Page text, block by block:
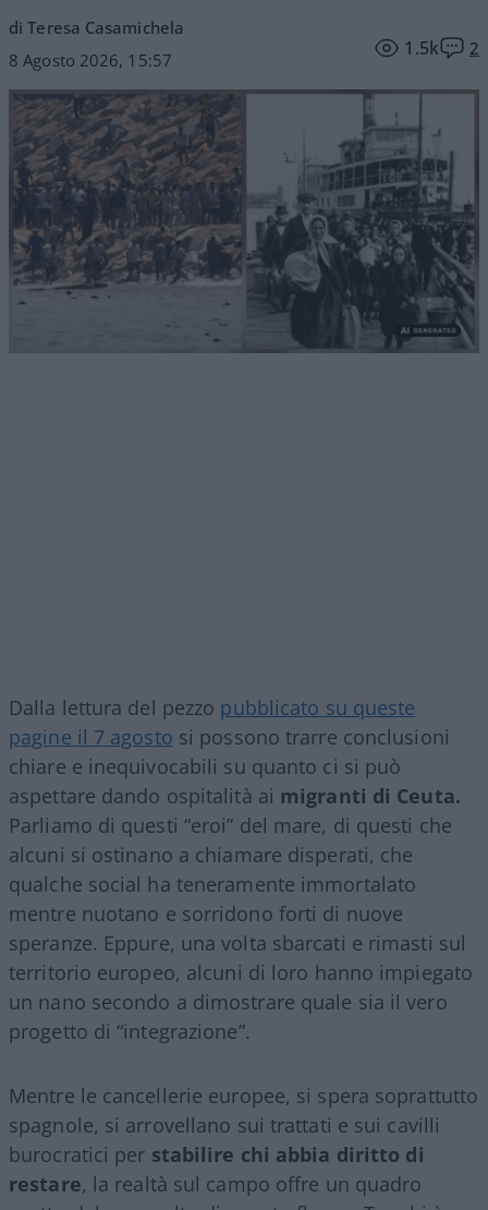
di Teresa Casamichela
8 Agosto 2026, 15:57
1.5k 2
Dalla lettura del pezzo pubblicato su queste
pagine il 7 agosto si possono trarre conclusioni
chiare e inequivocabili su quanto ci si può
aspettare dando ospitalità ai migranti di Ceuta.
Parliamo di questi “eroi” del mare, di questi che
alcuni si ostinano a chiamare disperati, che
qualche social ha teneramente immortalato
mentre nuotano e sorridono forti di nuove
speranze. Eppure, una volta sbarcati e rimasti sul
territorio europeo, alcuni di loro hanno impiegato
un nano secondo a dimostrare quale sia il vero
progetto di “integrazione”.
Mentre le cancellerie europee, si spera soprattutto
spagnole, si arrovellano sui trattati e sui cavilli
burocratici per stabilire chi abbia diritto di
restare, la realtà sul campo offre un quadro